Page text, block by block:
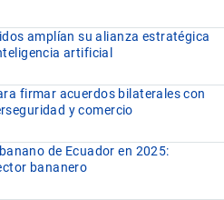
amplían su alianza estratégica
artificial
firmar acuerdos bilaterales con
y comercio
de Ecuador en 2025:
bananero